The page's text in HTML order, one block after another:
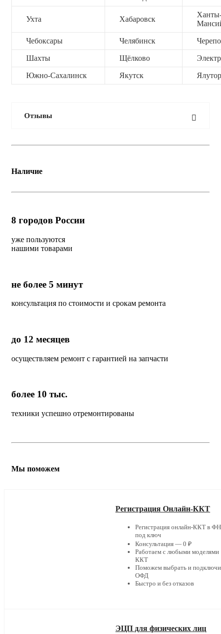
Ухта Хабаровск
Чебоксары Челябинск
Шахты Щёлково
Южно-Сахалинск Якутск
Отзывы
Наличие
8 городов России
уже пользуются
нашими товарами
не более 5 минут
консультация по стоимости и срокам ремонта
до 12 месяцев
осуществляем ремонт с гарантией на запчасти
более 10 тыс.
техники успешно отремонтированы
Мы поможем
Регистрация Онлайн-ККТ
Регистрация онлайн-ККТ в
под ключ
Консультация — 0 ₽
Работаем с любыми моделями
ККТ
Поможем выбрать и
ОФД
Быстро и без отказов
ЭЦП для физических лиц